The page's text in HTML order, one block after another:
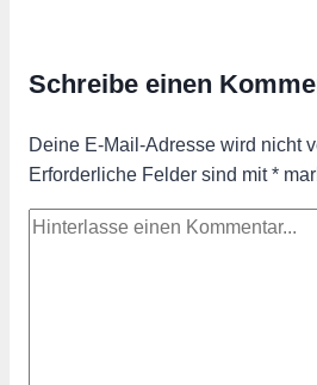
Schreibe einen
Deine E-Mail-Adresse wird nicht
Erforderliche Felder sind mit*